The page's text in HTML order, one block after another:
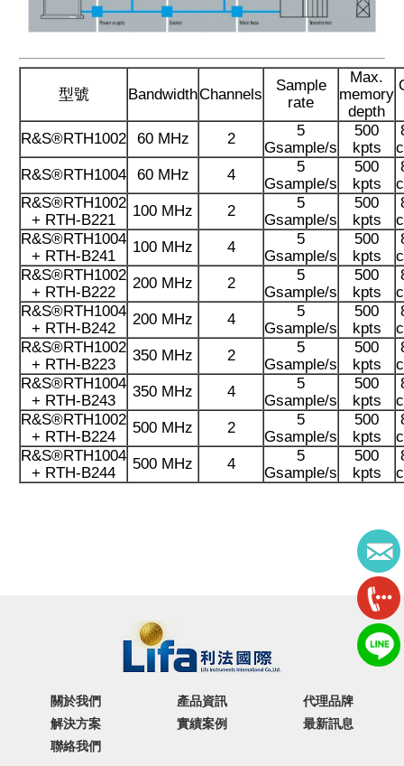
型號 BandwidthChannels
Sample
rate
Max.
memory
depth
R&S®RTH1002 60 MHz 2
5
Gsample/s
500
kpts
R&S®RTH1004
60 MHz 4
5
Gsample/s
500
kpts
R&S®RTH1002
+ RTH-B221
100 MHz 2
5
Gsample/s
500
kpts
R&S®RTH1004
+ RTH-B241
100 MHz 4
5
Gsample/s
500
kpts
R&S®RTH1002
+ RTH-B222
200 MHz 2
5
Gsample/s
500
kpts
R&S®RTH1004
+ RTH-B242
200 MHz 4
5
Gsample/s
500
kpts
R&S®RTH1002
+ RTH-B223
350 MHz 2
5
Gsample/s
500
kpts
R&S®RTH1004
+ RTH-B243
350 MHz 4
5
Gsample/s
500
kpts
R&S®RTH1002
+ RTH-B224
500 MHz 2
5
Gsample/s
500
kpts
R&S®RTH1004
+ RTH-B244
500 MHz 4
5
Gsample/s
500
kpts
關於我們 產品資訊
代理品牌
解決方案
實績案例
最新訊息
聯絡我們